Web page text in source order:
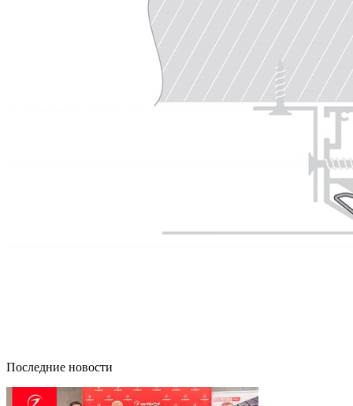
Последние новости